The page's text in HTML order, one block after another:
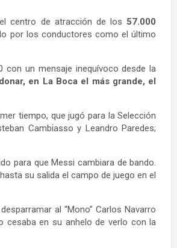
centro de atracción de los 57.000
por los conductores como el último
un mensaje inequívoco desde la
en La Boca el más grande, el
tiempo, que jugó para la Selección
Cambiasso y Leandro Paredes;
para que Messi cambiara de bando.
su salida el campo de juego en el
al “Mono” Carlos Navarro
cesaba en su anhelo de verlo con la